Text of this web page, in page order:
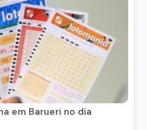
em Barueri no dia